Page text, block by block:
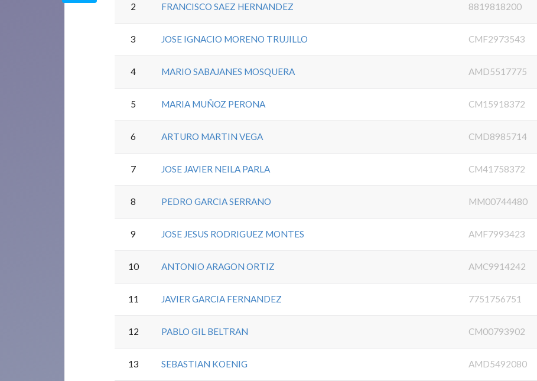
2 FRANCISCO SAEZ HERNANDEZ 8819818200
3 JOSE IGNACIO MORENO TRUJILLO CMF2973543
4 MARIO SABAJANES MOSQUERA AMD5517775
5 MARIA MUÑOZ PERONA CM15918372
6 ARTURO MARTIN VEGA CMD8985714
7 JOSE JAVIER NEILA PARLA CM41758372
8 PEDRO GARCIA SERRANO MM00744480
9 JOSE JESUS RODRIGUEZ MONTES AMF7993423
10 ANTONIO ARAGON ORTIZ AMC9914242
11 JAVIER GARCIA FERNANDEZ 7751756751
12 PABLO GIL BELTRAN CM00793902
13 SEBASTIAN KOENIG AMD5492080